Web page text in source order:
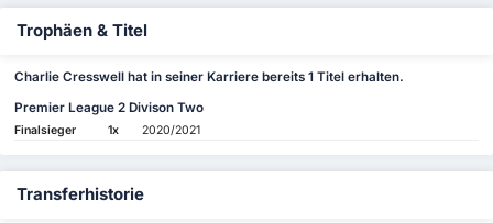
Trophäen & Titel
Charlie Cresswell hat in seiner Karriere bereits 1 Titel erhalten.
Premier League 2 Divison Two
Finalsieger 1x 2020/2021
Transferhistorie